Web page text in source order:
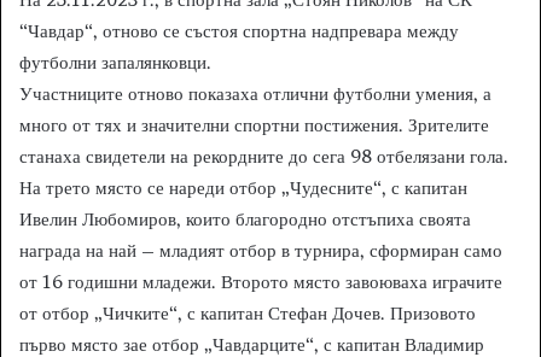
“Чавдар“, отново се състоя спортна надпревара между
футболни запалянковци.
Участниците отново показаха отлични футболни умения, а
много от тях и значителни спортни постижения. Зрителите
станаха свидетели на рекордните до сега 98 отбелязани гола.
На трето място се нареди отбор „Чудесните“, с капитан
Ивелин Любомиров, които благородно отстъпиха своята
награда на най – младият отбор в турнира, сформиран само
от 16 годишни младежи. Второто място завоюваха играчите
от отбор „Чичките“, с капитан Стефан Дочев. Призовото
първо място зае отбор „Чавдарците“, с капитан Владимир